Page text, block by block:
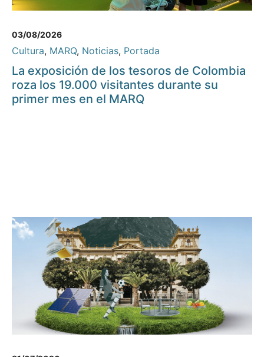
03/08/2026
Cultura, MARQ, Noticias, Portada
La exposición de los tesoros de Colombia
roza los 19.000 visitantes durante su
primer mes en el MARQ